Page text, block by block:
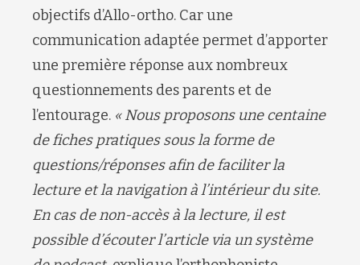
objectifs d’Allo-ortho. Car une
communication adaptée permet d’apporter
une première réponse aux nombreux
questionnements des parents et de
l’entourage. « Nous proposons une centaine
de fiches pratiques sous la forme de
questions/réponses afin de faciliter la
lecture et la navigation à l’intérieur du site.
En cas de non-accès à la lecture, il est
possible d’écouter l’article via un système